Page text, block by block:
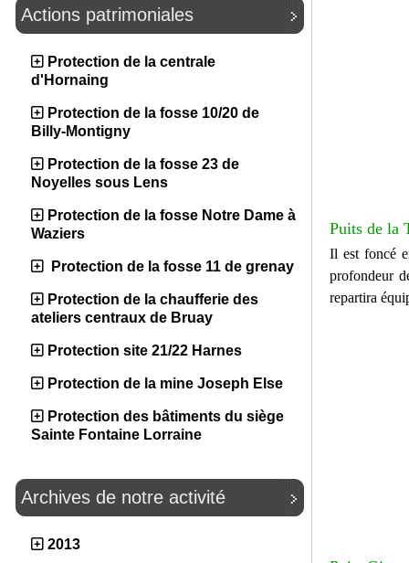
Actions patrimoniales
Protection de la centrale
d'Hornaing
Protection de la fosse 10/20 de
Billy-Montigny
Protection de la fosse 23 de
Noyelles sous Lens
Protection de la fosse Notre Dame à
Waziers
Protection de la fosse 11 de grenay
Protection de la chaufferie des
ateliers centraux de Bruay
Protection site 21/22 Harnes
Protection de la mine Joseph Else
Protection des bâtiments du siège
Sainte Fontaine Lorraine
Archives de notre activité
2013
Puits de la
Il est foncé
profondeur
repartira